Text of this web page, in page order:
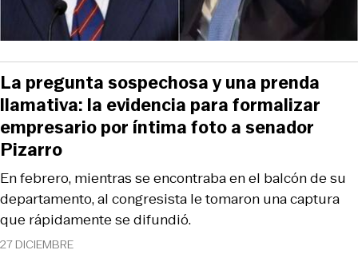
27 DICIEMBRE
En febrero, mientras se encontraba en el balcón de su
departamento, al congresista le tomaron una captura
que rápidamente se difundió.
La pregunta sospechosa y una prenda
llamativa: la evidencia para formalizar
empresario por íntima foto a senador
Pizarro